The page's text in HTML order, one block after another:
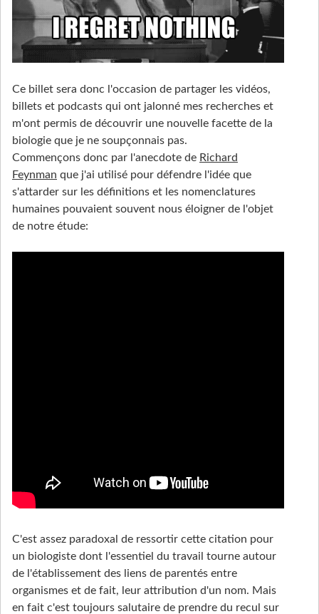
Ce billet sera donc l'occasion de partager les vidéos,
billets et podcasts qui ont jalonné mes recherches et
m'ont permis de découvrir une nouvelle facette de la
biologie que je ne soupçonnais pas.
Commençons donc par l'anecdote de Richard
Feynman que j'ai utilisé pour défendre l'idée que
s'attarder sur les définitions et les nomenclatures
humaines pouvaient souvent nous éloigner de l'objet
de notre étude:
C'est assez paradoxal de ressortir cette citation pour
un biologiste dont l'essentiel du travail tourne autour
de l'établissement des liens de parentés entre
organismes et de fait, leur attribution d'un nom. Mais
en fait c'est toujours salutaire de prendre du recul sur